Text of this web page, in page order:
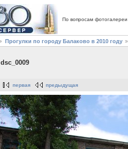
По вопросам
Прогулки по городу Балаково в 2010 году
dsc_0009
первая предыдущая